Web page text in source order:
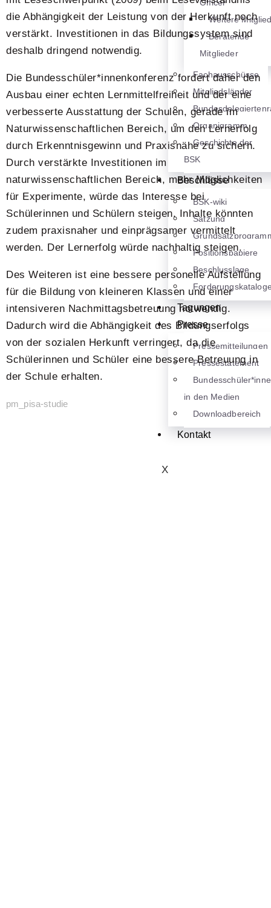
Officer
Weitere
Beratende
Mitglieder
Fachausschüsse
Mitgliedsländer
Organigramm
Geschichte der
BSK
Beschlüsse
BSK-wiki
Satzung
Positionspapiere
Beschlusslage
Tagungen
Presse
Pressemitteilungen
Pressestatement
in den Medien
Downloadbereich
Kontakt
X
die Abhängigkeit der Leistung von der Herkunft noch
verstärkt. Investitionen in das Bildungssystem sind
deshalb dringend notwendig.
Die Bundesschüler*innenkonferenz fordert daher den
Ausbau einer echten Lernmittelfreiheit und der eine
verbesserte Ausstattung der Schulen, gerade im
Naturwissenschaftlichen Bereich, um den Lernerfolg
durch Erkenntnisgewinn und Praxisnähe zu sichern.
Durch verstärkte Investitionen im
naturwissenschaftlichen Bereich, mehr Möglichkeiten
für Experimente, würde das Interesse bei
Schülerinnen und Schülern steigen. Inhalte könnten
zudem praxisnaher und einprägsamer vermittelt
werden. Der Lernerfolg würde nachhaltig steigen.
Des Weiteren ist eine bessere personelle Aufstellung
für die Bildung von kleineren Klassen und einer
intensiveren Nachmittagsbetreuung notwendig.
Dadurch wird die Abhängigkeit des Bildungserfolgs
von der sozialen Herkunft verringert, da die
Schülerinnen und Schüler eine bessere Betreuung in
der Schule erhalten.
pm_pisa-studie